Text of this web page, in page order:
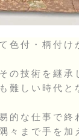
色付・柄付け
の技術を継承
難しい時代と
的な仕事で終
々まで手を加